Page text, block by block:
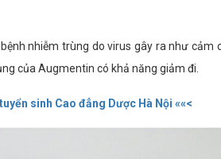
nhiễm trùng do virus gây ra như cảm
của Augmentin có khả năng giảm đi.
sinh Cao đẳng Dược Hà Nội ««<